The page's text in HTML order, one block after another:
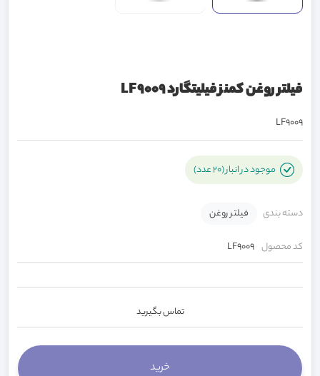
فیلتر روغن کمنز فیلیتگارد LF9009
LF9009
موجود در انبار (20 عدد)
دسته بندی فیلتر روغن
کد محصول LF9009
تماس بگیرید